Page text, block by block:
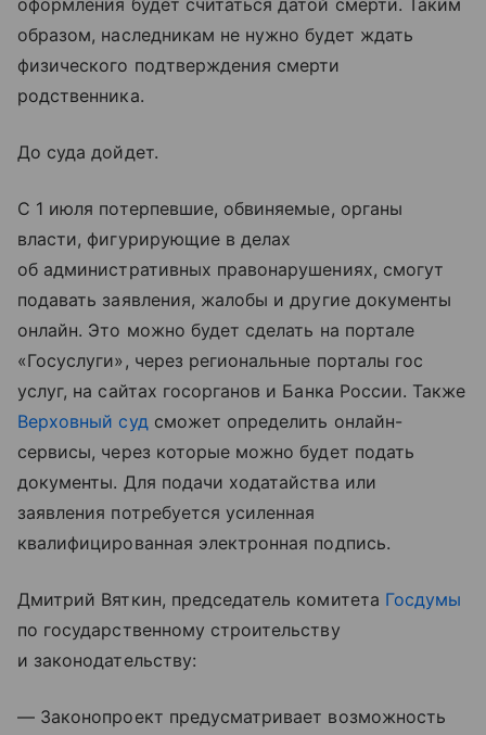
оформления будет считаться датой смерти. Таким
образом, наследникам не нужно будет ждать
физического подтверждения смерти
родственника.
До суда дойдет.
С 1 июля потерпевшие, обвиняемые, органы
власти, фигурирующие в делах
об административных правонарушениях, смогут
подавать заявления, жалобы и другие документы
онлайн. Это можно будет сделать на портале
«Госуслуги», через региональные порталы гос
услуг, на сайтах госорганов и Банка России. Также
Верховный судсможет определить онлайн-
сервисы, через которые можно будет подать
документы. Для подачи ходатайства или
заявления потребуется усиленная
квалифицированная электронная подпись.
Дмитрий Вяткин, председатель комитета Госдумы
по государственному строительству
и законодательству:
— Законопроект предусматривает возможность